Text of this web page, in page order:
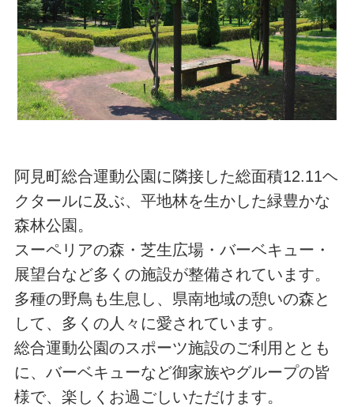
阿見町総合運動公園に隣接した総面積12.11ヘ
クタールに及ぶ、平地林を生かした緑豊かな
森林公園。
スーペリアの森・芝生広場・バーベキュー・
展望台など多くの施設が整備されています。
多種の野鳥も生息し、県南地域の憩いの森と
して、多くの人々に愛されています。
総合運動公園のスポーツ施設のご利用ととも
に、バーベキューなど御家族やグループの皆
様で、楽しくお過ごしいただけます。